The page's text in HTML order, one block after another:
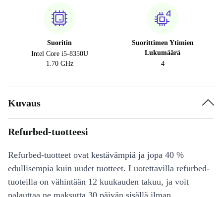
Suoritin
Intel Core i5-8350U
1.70 GHz
Suorittimen Ytimien
Lukumäärä
4
Kuvaus
Refurbed-tuotteesi
Refurbed-tuotteet ovat kestävämpiä ja jopa 40 %
edullisempia kuin uudet tuotteet. Luotettavilla refurbed-
tuoteilla on vähintään 12 kuukauden takuu, ja voit